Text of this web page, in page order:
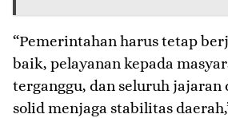
​“Pemerintahan harus tetap
baik, pelayanan kepada
terganggu, dan seluruh
solid menjaga stabilitas